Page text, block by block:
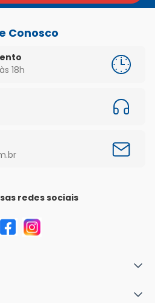
Conosco
18h
redes sociais